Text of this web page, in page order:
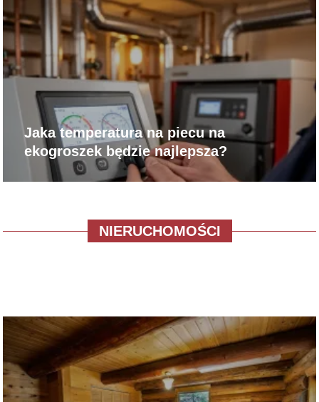
Jaka temperatura na piecu na
ekogroszek będzie najlepsza?
NIERUCHOMOŚCI